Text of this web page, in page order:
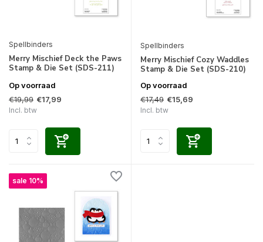
Spellbinders
Merry Mischief Deck the Paws
Stamp & Die Set (SDS-211)
Op voorraad
€19,99 €17,99
Incl. btw
Spellbinders
Merry Mischief Cozy Waddles
Stamp & Die Set (SDS-210)
Op voorraad
€17,49 €15,69
Incl. btw
sale 10%